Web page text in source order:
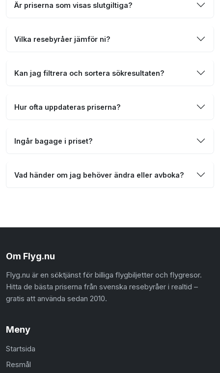
Är priserna som visas slutgiltiga?
Vilka resebyråer jämför ni?
Kan jag filtrera och sortera sökresultaten?
Hur ofta uppdateras priserna?
Ingår bagage i priset?
Vad händer om jag behöver ändra eller avboka?
Om Flyg.nu
Flyg.nu är en söktjänst för billiga flygbiljetter och flygresor.
Hitta de bästa priserna från svenska resebyråer i realtid –
gratis att använda sedan 2010.
Meny
Startsida
Resmål